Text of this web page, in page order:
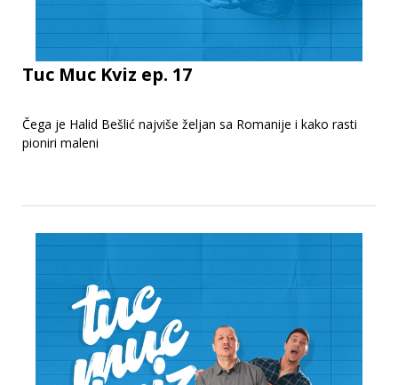
Tuc Muc Kviz ep. 17
Čega je Halid Bešlić najviše željan sa Romanije i kako rasti
pioniri maleni